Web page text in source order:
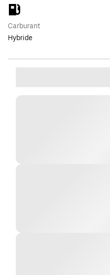
Carburant
Hybride